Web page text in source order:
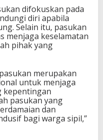
difokuskan pada
diri apabila
Selain itu, pasukan
menjaga keselamatan
pihak yang
merupakan
untuk menjaga
kepentingan
pasukan yang
dan
bagi warga sipil,”